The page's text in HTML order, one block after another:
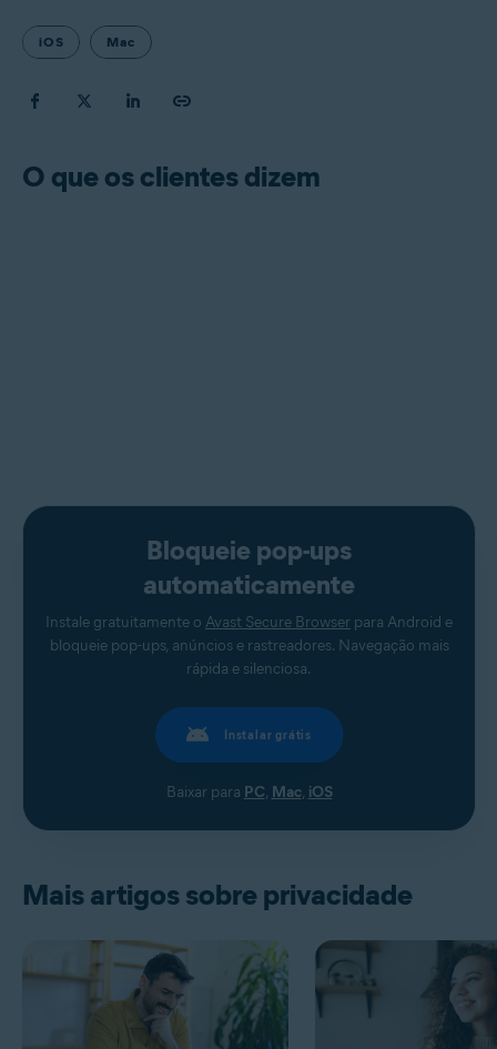
iOS Mac
O que os clientes dizem
Bloqueie pop-ups
automaticamente
Instale gratuitamente o Avast Secure Browser para Android e
bloqueie pop-ups, anúncios e rastreadores. Navegação mais
rápida e silenciosa.
Instalar grátis
Baixar para PC, Mac, iOS
Mais artigos sobre privacidade